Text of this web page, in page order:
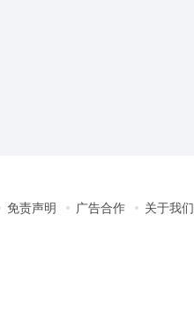
免责声明 广告合作 关于我们